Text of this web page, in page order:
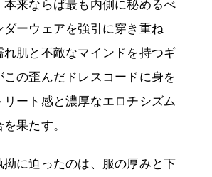
来ならば最も内側に秘めるべ
ダーウェアを強引に穿き重ね
れ肌と不敵なマインドを持つギ
この歪んだドレスコードに身を
ート感と濃厚なエロチシズム
果たす。
に迫ったのは、服の厚みと下